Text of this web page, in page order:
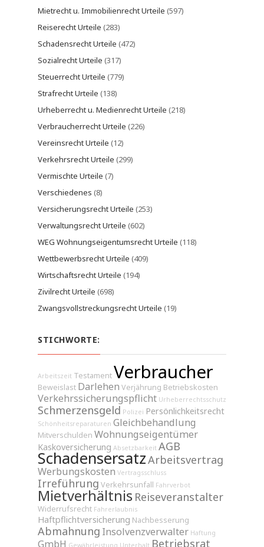
Mietrecht u. Immobilienrecht Urteile (597)
Reiserecht Urteile (283)
Schadensrecht Urteile (472)
Sozialrecht Urteile (317)
Steuerrecht Urteile (779)
Strafrecht Urteile (138)
Urheberrecht u. Medienrecht Urteile (218)
Verbraucherrecht Urteile (226)
Vereinsrecht Urteile (12)
Verkehrsrecht Urteile (299)
Vermischte Urteile (7)
Verschiedenes (8)
Versicherungsrecht Urteile (253)
Verwaltungsrecht Urteile (602)
WEG Wohnungseigentumsrecht Urteile (118)
Wettbewerbsrecht Urteile (409)
Wirtschaftsrecht Urteile (194)
Zivilrecht Urteile (698)
Zwangsvollstreckungsrecht Urteile (19)
STICHWORTE:
Arbeitszeit TestamentVerbraucher
Beweislast Darlehen Verjährung Betriebskosten
Verkehrssicherungspflicht Urheberrechtsschutz
Schmerzensgeld Polizei Persönlichkeitsrecht
Schönheitsreparaturen Gleichbehandlung
Mitverschulden Wohnungseigentümer
Kaskoversicherung Absetzbarkeit AGB
SchadensersatzArbeitsvertrag
Werbungskosten Vertragsschluss
Irreführung Verkehrsunfall Fahrverbot
Mietverhältnis Reiseveranstalter
Widerrufsrecht Fahrerlaubnis
Haftpflichtversicherung Nachbesserung
Abmahnung Insolvenzverwalter Haftung
GmbH Gewährleistung Unterhalt Betriebsrat